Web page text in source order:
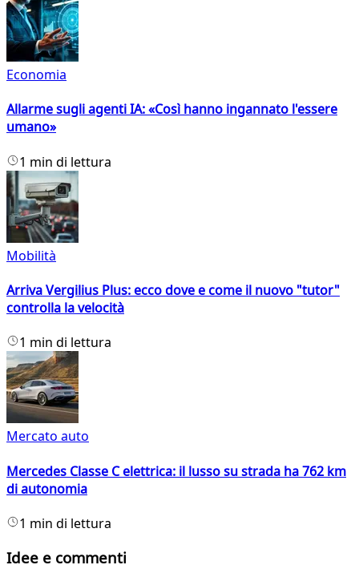
Economia
Allarme sugli agenti IA: «Così hanno ingannato l'essere
umano»
1 min di lettura
Mobilità
Arriva Vergilius Plus: ecco dove e come il nuovo "tutor"
controlla la velocità
1 min di lettura
Mercato auto
Mercedes Classe C elettrica: il lusso su strada ha 762 km
di autonomia
1 min di lettura
Idee e commenti